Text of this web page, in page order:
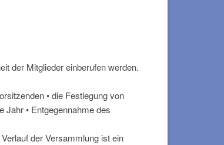
der Mitglieder einberufen werden.
• die Festlegung von
Jahr • Entgegennahme des
der Versammlung ist ein